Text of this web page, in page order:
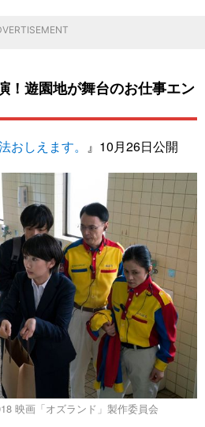
！遊園地が舞台のお仕事エン
しえます。 』10月26日公開
映画「オズランド」製作委員会